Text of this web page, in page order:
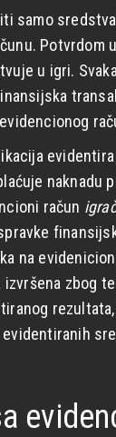
samo
Potvrdom
u igri.
naknadu
račun
na
zbog